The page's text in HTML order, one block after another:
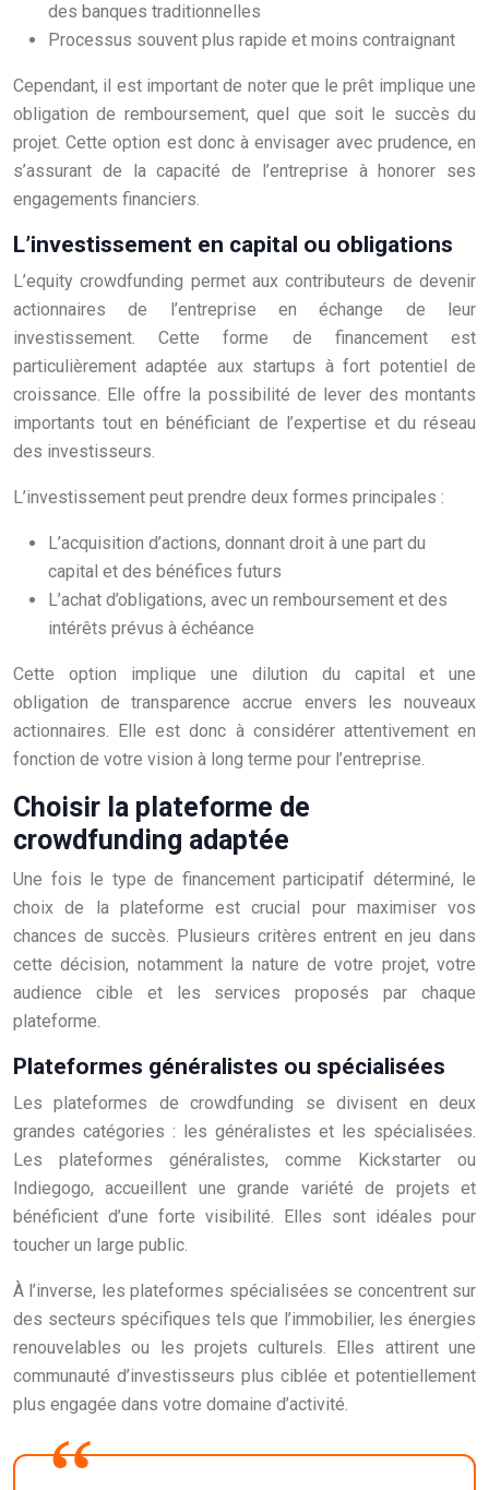
des banques traditionnelles
Processus souvent plus rapide et moins contraignant
Cependant, il est important de noter que le prêt implique une
obligation de remboursement, quel que soit le succès du
projet. Cette option est donc à envisager avec prudence, en
s’assurant de la capacité de l’entreprise à honorer ses
engagements financiers.
L’investissement en capital ou obligations
L’equity crowdfunding permet aux contributeurs de devenir
actionnaires de l’entreprise en échange de leur
investissement. Cette forme de financement est
particulièrement adaptée aux startups à fort potentiel de
croissance. Elle offre la possibilité de lever des montants
importants tout en bénéficiant de l’expertise et du réseau
des investisseurs.
L’investissement peut prendre deux formes principales :
L’acquisition d’actions, donnant droit à une part du
capital et des bénéfices futurs
L’achat d’obligations, avec un remboursement et des
intérêts prévus à échéance
Cette option implique une dilution du capital et une
obligation de transparence accrue envers les nouveaux
actionnaires. Elle est donc à considérer attentivement en
fonction de votre vision à long terme pour l’entreprise.
Choisir la plateforme de
crowdfunding adaptée
Une fois le type de financement participatif déterminé, le
choix de la plateforme est crucial pour maximiser vos
chances de succès. Plusieurs critères entrent en jeu dans
cette décision, notamment la nature de votre projet, votre
audience cible et les services proposés par chaque
plateforme.
Plateformes généralistes ou spécialisées
Les plateformes de crowdfunding se divisent en deux
grandes catégories : les généralistes et les spécialisées.
Les plateformes généralistes, comme Kickstarter ou
Indiegogo, accueillent une grande variété de projets et
bénéficient d’une forte visibilité. Elles sont idéales pour
toucher un large public.
À l’inverse, les plateformes spécialisées se concentrent sur
des secteurs spécifiques tels que l’immobilier, les énergies
renouvelables ou les projets culturels. Elles attirent une
communauté d’investisseurs plus ciblée et potentiellement
plus engagée dans votre domaine d’activité.